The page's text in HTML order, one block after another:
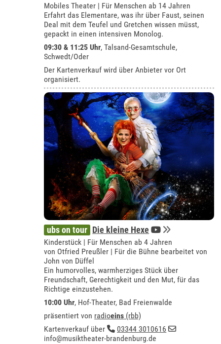
Mobiles Theater | Für Menschen ab 14 Jahren
Erfahrt das Elementare, was ihr über Faust, seinen
Deal mit dem Teufel und Gretchen wissen müsst,
gepackt in einen intensiven Monolog.
09:30 & 11:25 Uhr,Talsand-Gesamtschule,
Schwedt/Oder
Der Kartenverkauf wird über Anbieter vor Ort
organisiert.
ubs on tour Die kleine Hexe
Kinderstück | Für Menschen ab 4 Jahren
von Otfried Preußler | Für die Bühne bearbeitet von
John von Düffel
Ein humorvolles, warmherziges Stück über
Freundschaft, Gerechtigkeit und den Mut, für das
Richtige einzustehen.
10:00 Uhr, Hof-Theater, Bad Freienwalde
präsentiert von radioeins (rbb)
Kartenverkauf über
03344 3010616
info@musiktheater-brandenburg.de